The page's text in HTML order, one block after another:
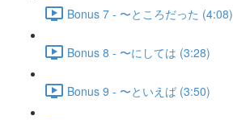
Bonus 7 - 〜ところだった (4:08)
Bonus 8 - 〜にしては (3:28)
Bonus 9 - 〜といえば (3:50)